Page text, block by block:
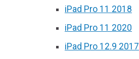
iPad Pro 11 2018
iPad Pro 11 2020
iPad Pro 12.9 2017